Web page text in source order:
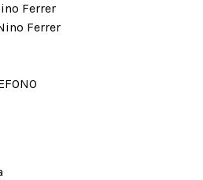
Ferrer
Ferrer